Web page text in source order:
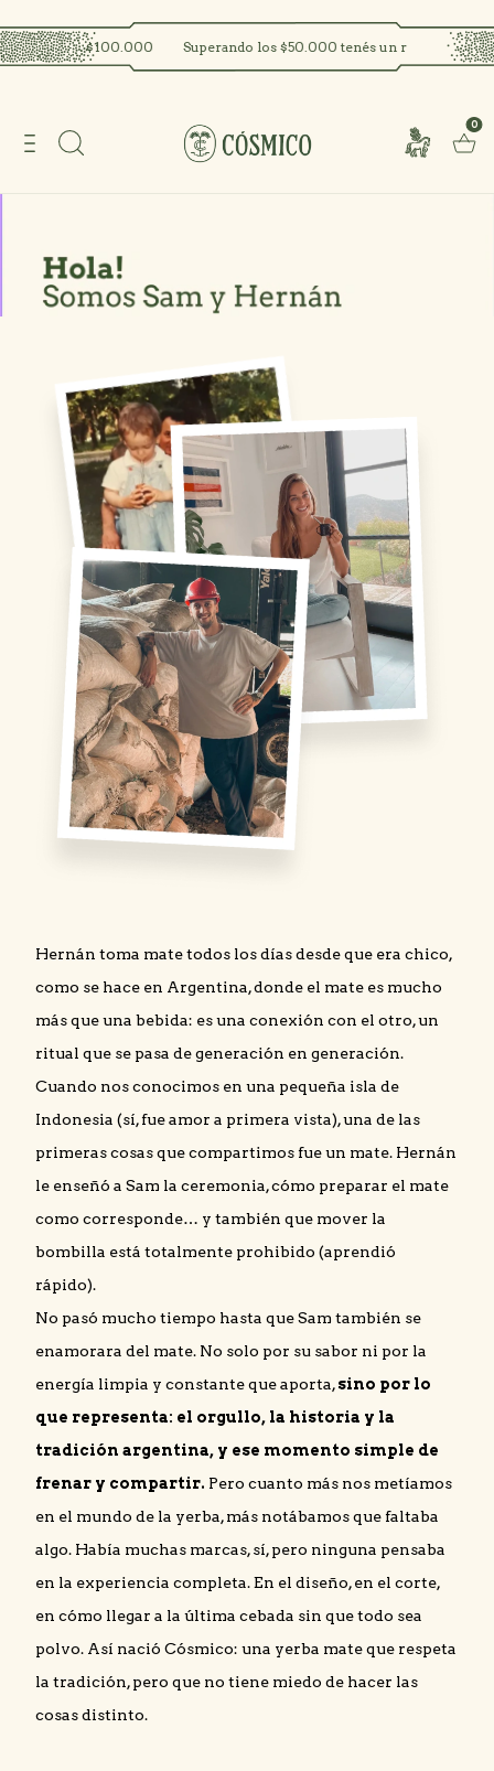
de $100.000 Superando los $50.000 tenés un regalo! Envío
0
Hernán toma mate todos los días desde que era chico,
como se hace en Argentina, donde el mate es mucho
más que una bebida: es una conexión con el otro, un
ritual que se pasa de generación en generación.
Cuando nos conocimos en una pequeña isla de
Indonesia (sí, fue amor a primera vista), una de las
primeras cosas que compartimos fue un mate. Hernán
le enseñó a Sam la ceremonia, cómo preparar el mate
como corresponde… y también que mover la
bombilla está totalmente prohibido (aprendió
rápido).
No pasó mucho tiempo hasta que Sam también se
enamorara del mate. No solo por su sabor ni por la
energía limpia y constante que aporta,sino por lo
que representa: el orgullo, la historia y la
tradición argentina, y ese momento simple de
frenar y compartir. Pero cuanto más nos metíamos
en el mundo de la yerba, más notábamos que faltaba
algo. Había muchas marcas, sí, pero ninguna pensaba
en la experiencia completa. En el diseño, en el corte,
en cómo llegar a la última cebada sin que todo sea
polvo. Así nació Cósmico: una yerba mate que respeta
la tradición, pero que no tiene miedo de hacer las
cosas distinto.